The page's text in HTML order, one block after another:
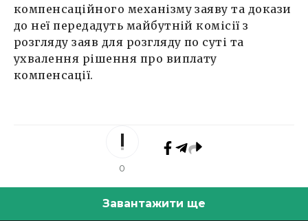
компенсаційного механізму заяву та докази
до неї передадуть майбутній комісії з
розгляду заяв для розгляду по суті та
ухвалення рішення про виплату
компенсації.
0
Завантажити ще